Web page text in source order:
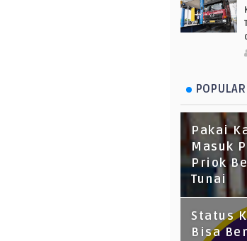
POPULAR
Pakai
Masuk
Priok
Tunai
Status
Bisa